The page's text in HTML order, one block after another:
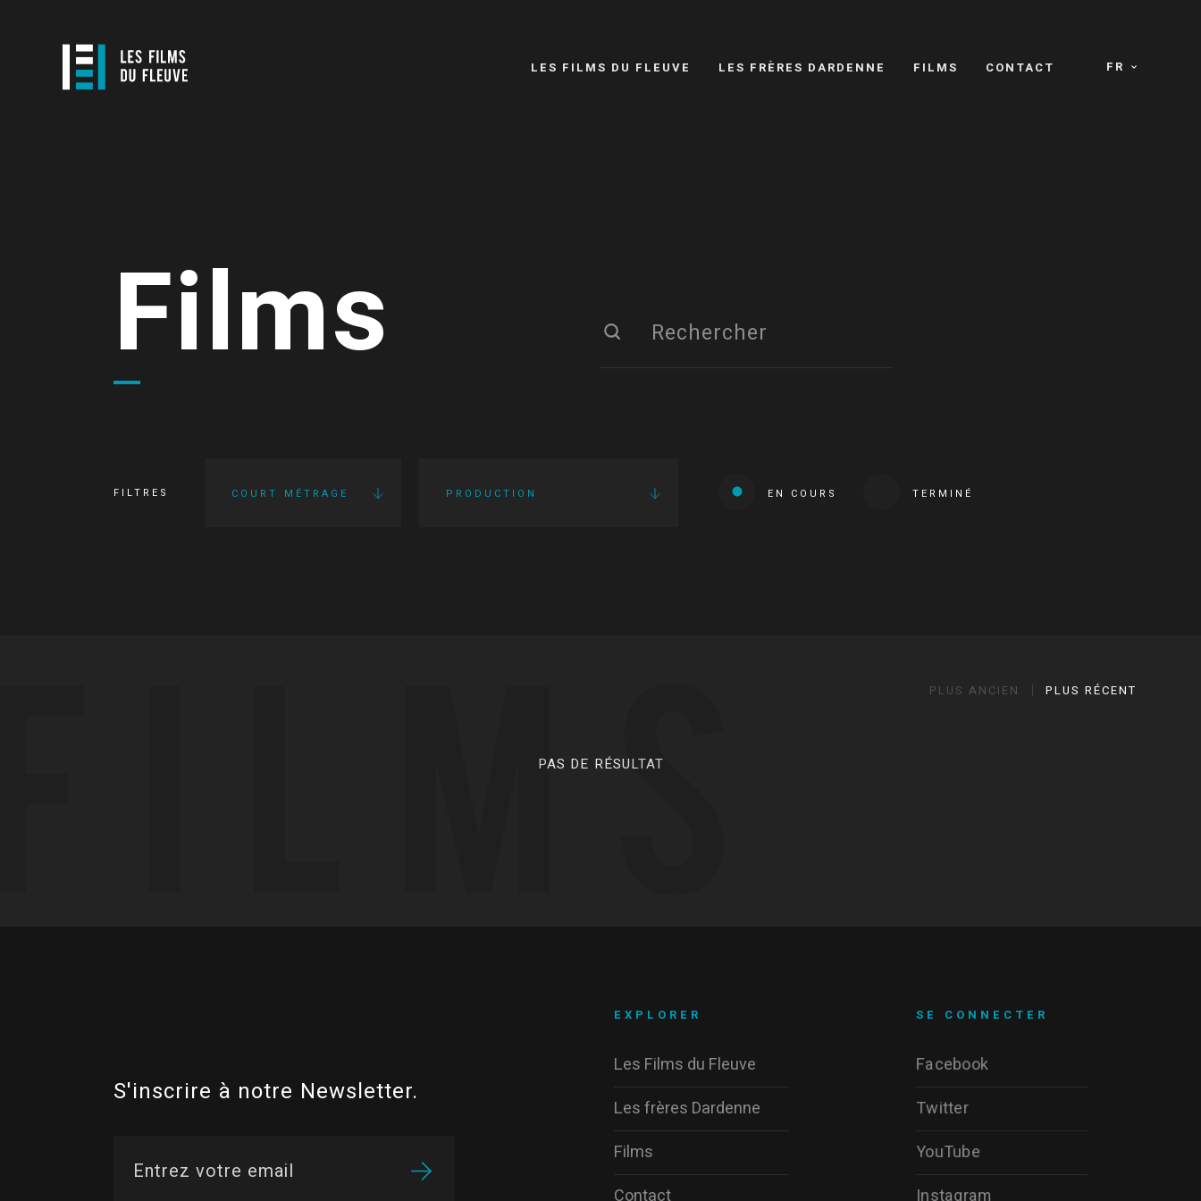
FR
LES FILMS DU FLEUVE LES FRÈRES DARDENNE FILMS CONTACT
Films
FILTRES COURT MÉTRAGE PRODUCTION EN COURS TERMINÉ
PLUS ANCIEN PLUS RÉCENT
PAS DE RÉSULTAT
S'inscrire à notre Newsletter.
SE CONNECTER
Facebook
Twitter
YouTube
Instagram
EXPLORER
Les Films du Fleuve
Les frères Dardenne
Films
Contact